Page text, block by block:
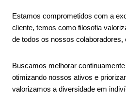
Estamos comprometidos com a
cliente, temos como filosofia
de todos os nossos colaboradores,
Buscamos melhorar
otimizando nossos ativos e
valorizamos a diversidade em